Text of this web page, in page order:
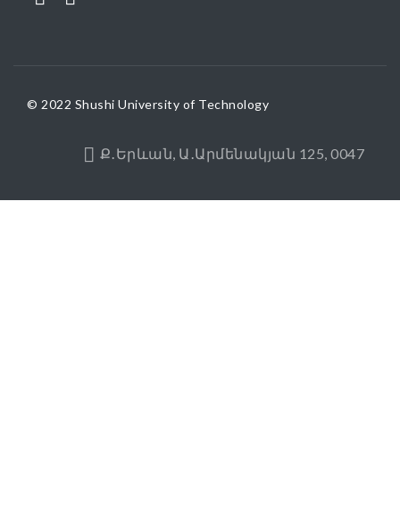
© 2022 Shushi University of Technology
Ք․Երևան, Ա․Արմենակյան 125, 0047